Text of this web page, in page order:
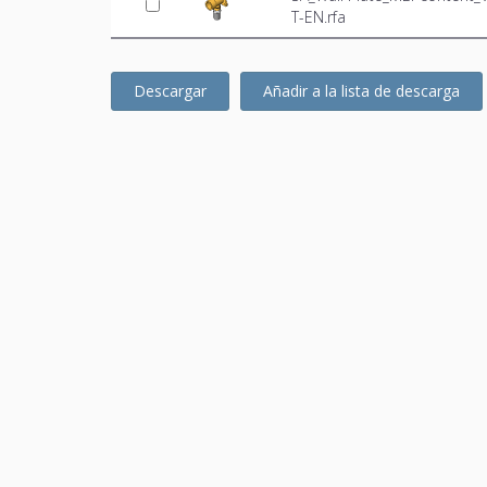
T-EN.rfa
Descargar Añadir a la lista de descarga